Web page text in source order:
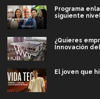
Programa
siguiente
¿Quieres
Innovación
El joven que